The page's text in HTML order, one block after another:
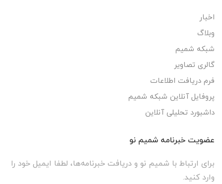
اخبار
وبلاگ
شبکه شمیم
گالری تصاویر
فرم دریافت اطلاعات
پروفایل آنلاین شبکه شمیم
داشبورد تحلیلی آنلاین
عضویت خبرنامه شمیم نو
برای ارتباط با شمیم نو و دریافت خبرنامه‌ها، لطفا ایمیل خود را
وارد کنید.